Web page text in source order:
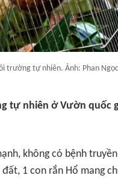
trường tự nhiên. Ảnh: Phan Ngọc
tự nhiên ở Vườn quốc
không có bệnh
1 con rắn Hổ mang